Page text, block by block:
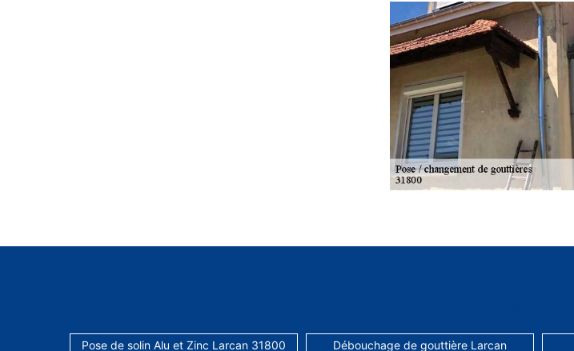
Pose de solin Alu et Zinc Larcan 31800 Débouchage de gouttière Larcan